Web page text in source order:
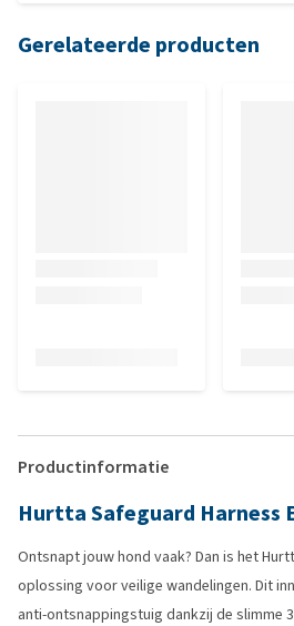
binnen alle maten viel (die ik had
Gerelateerde producten
Productinformatie
Hurtta Safeguard Harness
Ontsnapt jouw hond vaak? Dan is het
oplossing voor veilige wandelingen. Dit
anti-ontsnappingstuig dankzij de slimme